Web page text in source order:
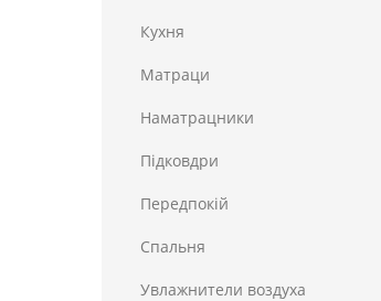
Кухня
Матраци
Наматрацники
Пiдковдри
Передпокій
Спальня
Увлажнители воздуха